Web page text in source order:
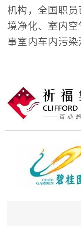
机构，全国职
境净化、室内
事室内车内污染